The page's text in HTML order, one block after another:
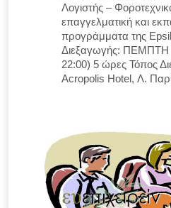
Λογιστής –
επαγγελματική και
προγράμματα της
Διεξαγωγής: ΠΕΜΠΤΗ
22:00) 5 ώρες Τόπος
Acropolis Hotel, Λ.